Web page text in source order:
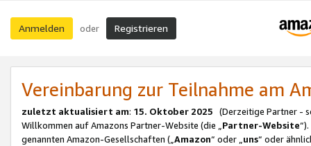
Anmelden oder Registrieren
Vereinbarung zur Teilnahme am
zuletzt aktualisiert am: 15. Oktober 2025 (Derzeitige Partner -
Willkommen auf Amazons Partner-Website (die „Partner-Website
genannten Amazon-Gesellschaften („Amazon“ oder „uns“ oder